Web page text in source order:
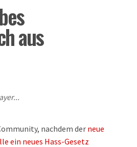
aus
nachdem der neue
ein neues Hass-Gesetz